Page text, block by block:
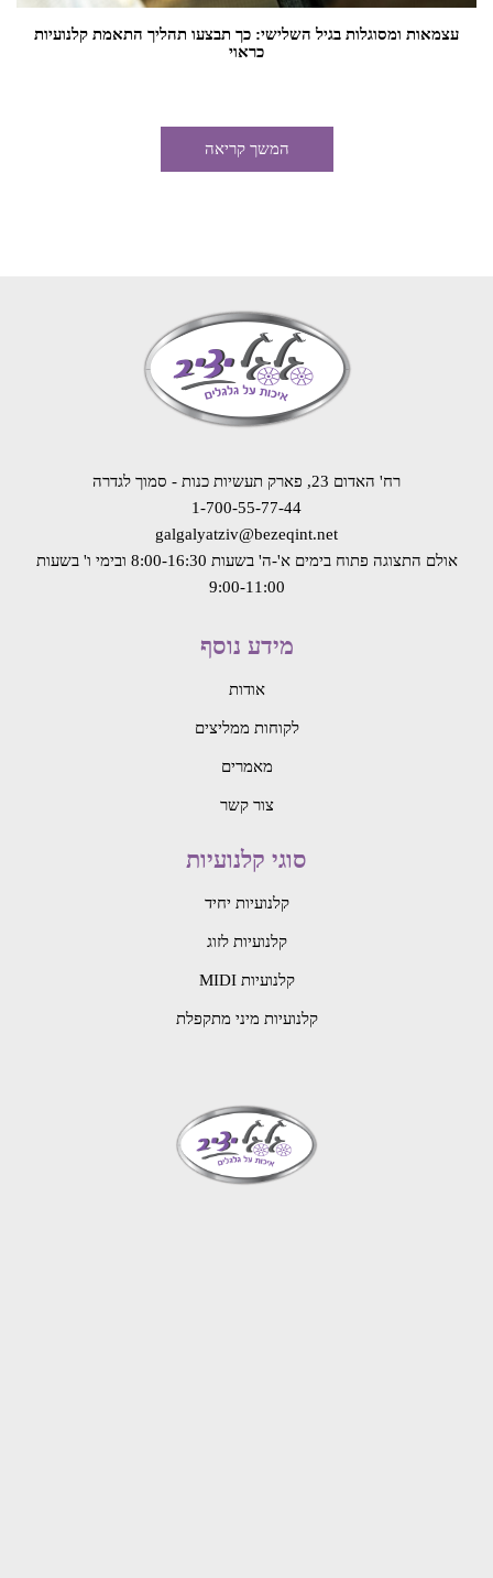
עצמאות ומסוגלות בגיל השלישי: כך תבצעו תהליך התאמת קלנועיות
כראוי
המשך קריאה
רח' האדום 23, פארק תעשיות כנות - סמוך לגדרה
1-700-55-77-44
galgalyatziv@bezeqint.net
אולם התצוגה פתוח בימים א'-ה' בשעות 8:00-16:30
ובימי ו' בשעות
9:00-11:00
מידע נוסף
אודות
לקוחות ממליצים
מאמרים
צור קשר
סוגי קלנועיות
קלנועיות יחיד
קלנועיות לזוג
קלנועיות MIDI
קלנועיות מיני מתקפלת